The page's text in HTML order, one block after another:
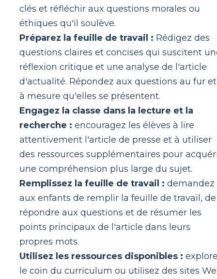
clés et réfléchir aux questions morales ou
éthiques qu'il soulève.
Préparez la feuille de travail : Rédigez des
questions claires et concises qui suscitent
réflexion critique et une analyse de l'article
d'actualité. Répondez aux questions au fur et
à mesure qu'elles se présentent.
Engagez la classe dans la lecture et la
recherche : encouragez les élèves à lire
attentivement l'article de presse et à utiliser
des ressources supplémentaires pour
une compréhension plus large du sujet.
Remplissez la feuille de travail : demandez
aux enfants de remplir la feuille de travail, de
répondre aux questions et de résumer les
points principaux de l'article dans leurs
propres mots.
Utilisez les ressources disponibles :
le coin du curriculum ou utilisez des sites